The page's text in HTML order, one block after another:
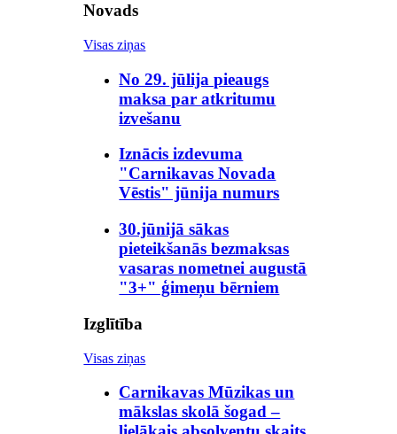
Novads
Visas ziņas
No 29. jūlija pieaugs
maksa par atkritumu
izvešanu
Iznācis izdevuma
"Carnikavas Novada
Vēstis" jūnija numurs
30.jūnijā sākas
pieteikšanās bezmaksas
vasaras nometnei augustā
"3+" ģimeņu bērniem
Izglītība
Visas ziņas
Carnikavas Mūzikas un
mākslas skolā šogad –